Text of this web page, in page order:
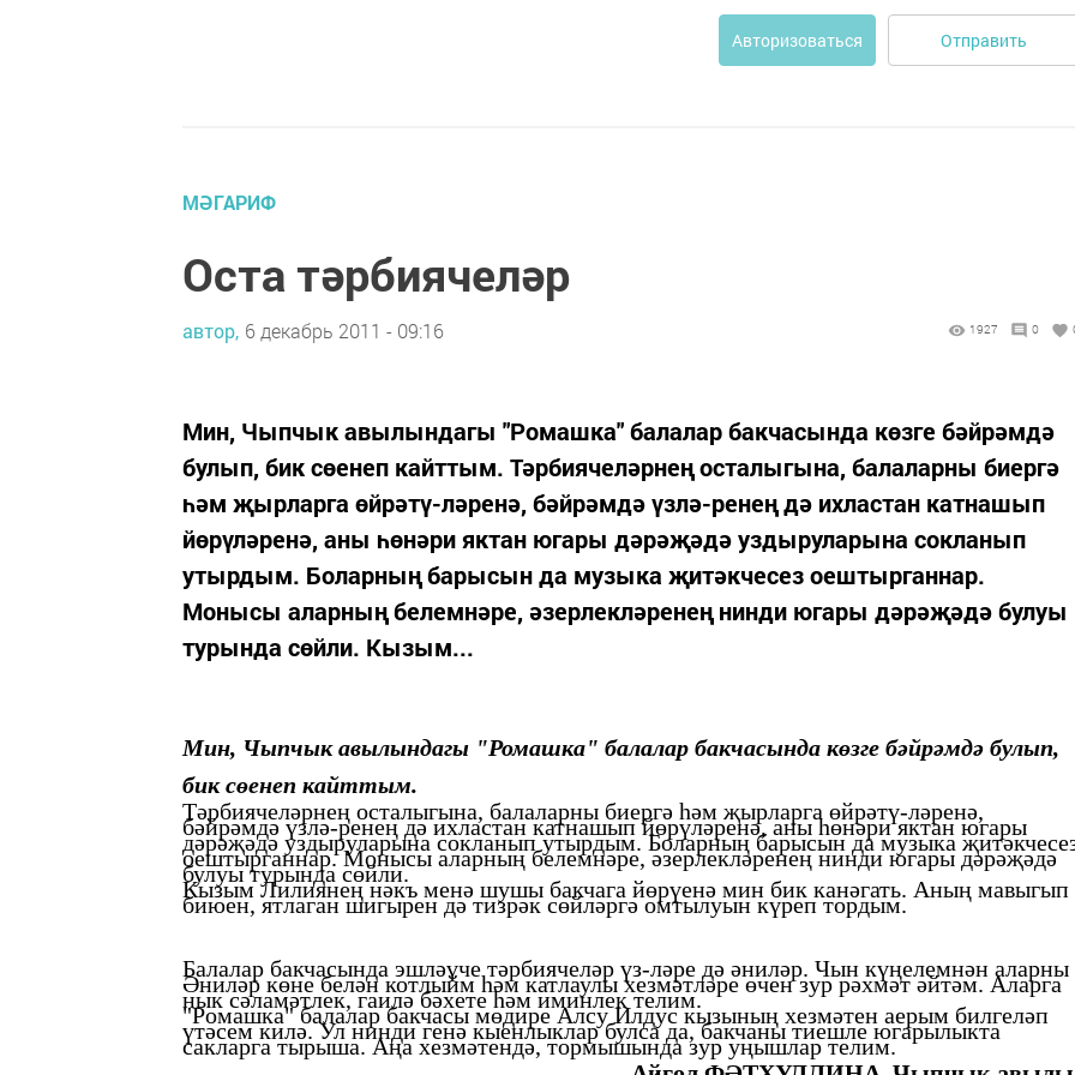
Авторизоваться Отправить
МӘГАРИФ
Оста тәрбиячеләр
автор, 6 декабрь 2011 - 09:16 1927 0
Мин, Чыпчык авылындагы "Ромашка" балалар бакчасында көзге бәйрәмдә
булып, бик сөенеп кайттым. Тәрбиячеләрнең осталыгына, балаларны биергә
һәм җырларга өйрәтү-ләренә, бәйрәмдә үзлә-ренең дә ихластан катнашып
йөрүләренә, аны һөнәри яктан югары дәрәҗәдә уздыруларына сокланып
утырдым. Боларның барысын да музыка җитәкчесез оештырганнар.
Монысы аларның белемнәре, әзерлекләренең нинди югары дәрәҗәдә булуы
турында сөйли. Кызым...
Мин, Чыпчык авылындагы "Ромашка" балалар бакчасында көзге бәйрәмдә булып,
бик сөенеп кайттым.
Тәрбиячеләрнең осталыгына, балаларны биергә һәм җырларга өйрәтү-ләренә,
бәйрәмдә үзлә-ренең дә ихластан катнашып йөрүләренә, аны һөнәри яктан югары
дәрәҗәдә уздыруларына сокланып утырдым. Боларның барысын да музыка
оештырганнар. Монысы аларның белемнәре, әзерлекләренең нинди югары дәрәҗәдә
булуы турында сөйли.
Кызым Лилиянең нәкъ менә шушы бакчага йөрүенә мин бик канәгать. Аның мавыгып
биюен, ятлаган шигырен дә тизрәк сөйләргә омтылуын күреп тордым.
Балалар бакчасында эшләүче тәрбиячеләр үз-ләре дә әниләр. Чын күңелемнән аларны
Әниләр көне белән котлыйм һәм катлаулы хезмәтләре өчен зур рәхмәт әйтәм. Аларга
нык сәламәтлек, гаилә бәхете һәм иминлек телим.
"Ромашка" балалар бакчасы мөдире Алсу Илдус кызының хезмәтен аерым билгеләп
үтәсем килә. Ул нинди генә кыенлыклар булса да, бакчаны тиешле югарылыкта
сакларга тырыша. Аңа хезмәтендә, тормышында зур уңышлар телим.